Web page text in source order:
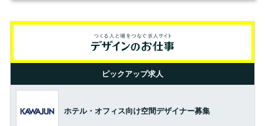
ピックアップ求人
ホテル・オフィス向け空間デザイナー募集